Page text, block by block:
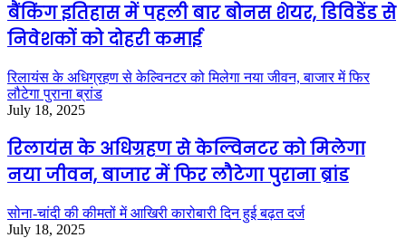
बैंकिंग इतिहास में पहली बार बोनस शेयर, डिविडेंड से
निवेशकों को दोहरी कमाई
रिलायंस के अधिग्रहण से केल्विनटर को मिलेगा नया जीवन, बाजार में फिर
लौटेगा पुराना ब्रांड
July 18, 2025
रिलायंस के अधिग्रहण से केल्विनटर को मिलेगा
नया जीवन, बाजार में फिर लौटेगा पुराना ब्रांड
सोना-चांदी की कीमतों में आखिरी कारोबारी दिन हुई बढ़त दर्ज
July 18, 2025